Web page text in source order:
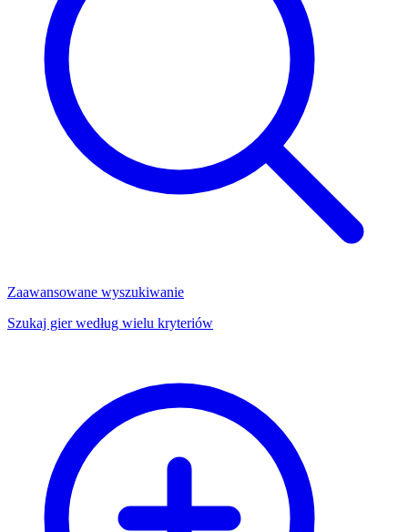
Zaawansowane wyszukiwanie
Szukaj gier według wielu kryteriów